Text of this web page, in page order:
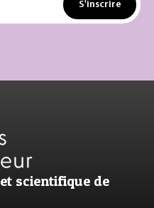
S'inscrire
scientifique de